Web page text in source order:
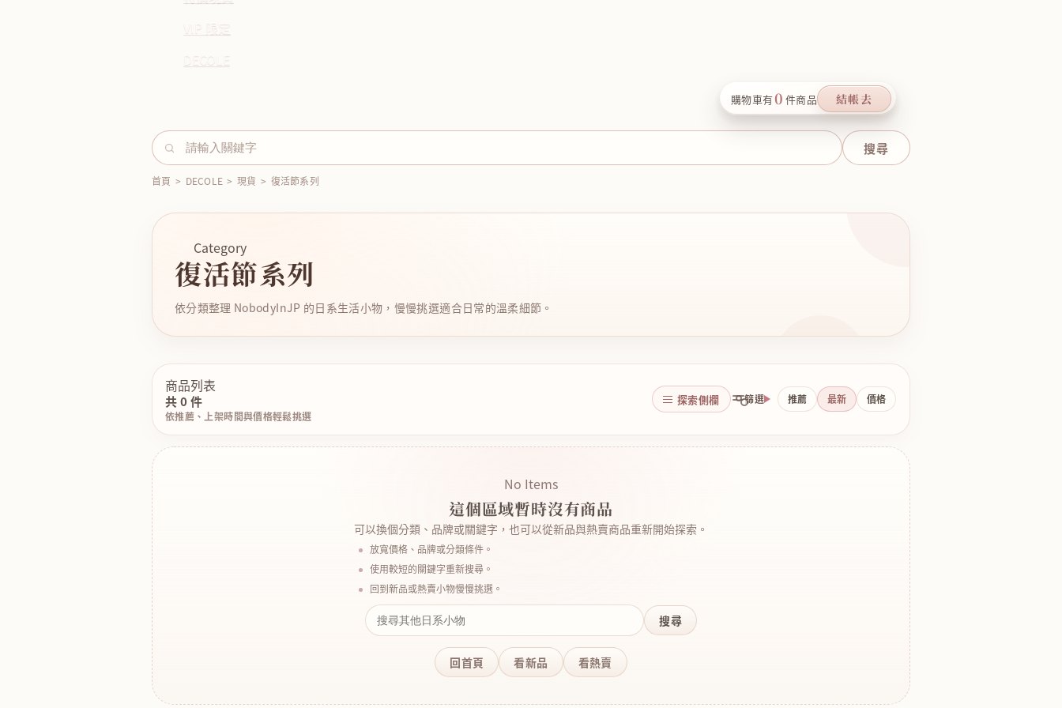
VIP 限定
購物車有0 件商品 結帳去
首頁 > DECOLE > 現貨 > 復活節系列
Category
復活節系列
依分類整理 NobodyInJP 的日系生活小物，慢慢挑選適合日常的溫柔細節。
商品列表
共 0 件
依推薦、上架時間與價格輕鬆挑選
探索側欄 篩選 推薦 最新 價格
No Items
這個區域暫時沒有商品
可以換個分類、品牌或關鍵字，也可以從新品與熱賣商品重新開始探索。
放寬價格、品牌或分類條件。
使用較短的關鍵字重新搜尋。
回到新品或熱賣小物慢慢挑選。
搜尋
回首頁 看新品 看熱賣